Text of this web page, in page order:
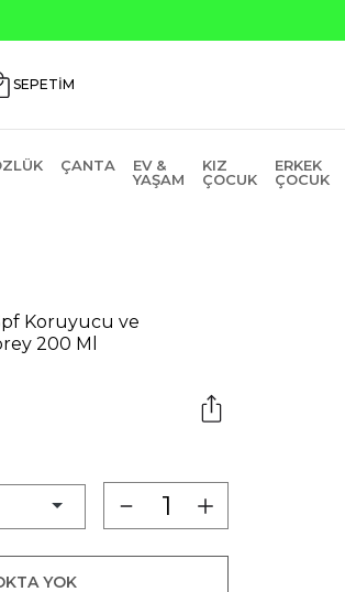
SEPETİM
ÇANTA
EV &
YAŞAM
KIZ
ÇOCUK
ERKEK
ÇOCUK
Koruyucu ve
200 Ml
YOK